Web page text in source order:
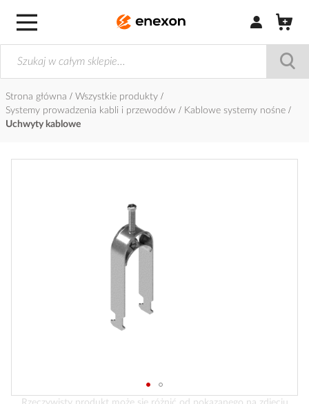
Zaloguj się /
Strona główna
Wszystkie produkty
Systemy prowadzenia kabli i przewodów
Kablowe systemy nośne
Uchwyty kablowe
Przejdź